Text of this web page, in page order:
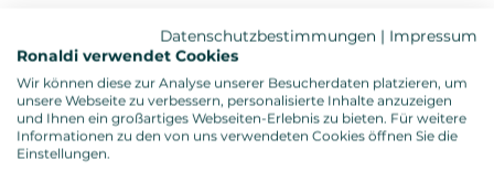
MABILIA CIRO ROSE 2025
Ippolito, Kalabrien - 0,75l. Fl.
Ronaldi "Toptipp" : 4 Sterne
9,45 € *
Datenschutzbestimmungen | Impressum
Ronaldi verwendet Cookies
Wir können diese zur Analyse unserer Besucherdaten platzieren, um
unsere Webseite zu verbessern, personalisierte Inhalte anzuzeigen
und Ihnen ein großartiges Webseiten-Erlebnis zu bieten. Für weitere
Informationen zu den von uns verwendeten Cookies öffnen Sie die
Einstellungen.